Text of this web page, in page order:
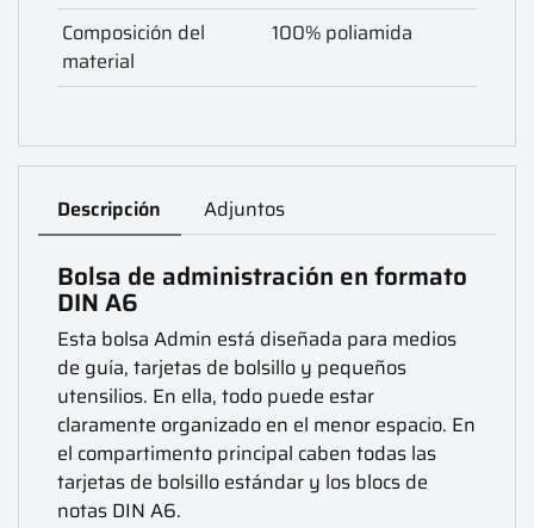
Composición del
material
100% poliamida
Descripción Adjuntos
Bolsa de administración en formato
DIN A6
Esta bolsa Admin está diseñada para medios
de guía, tarjetas de bolsillo y pequeños
utensilios. En ella, todo puede estar
claramente organizado en el menor espacio. En
el compartimento principal caben todas las
tarjetas de bolsillo estándar y los blocs de
notas DIN A6.